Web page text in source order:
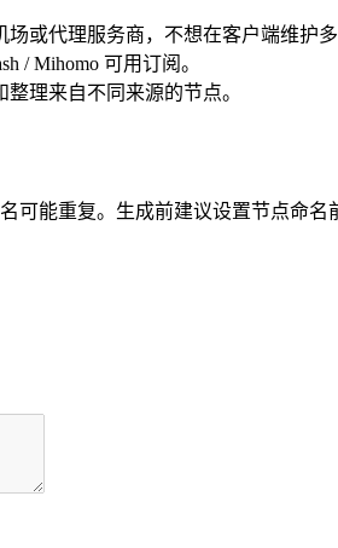
场或代理服务商，不想在客户端维护多
/ Mihomo 可用订阅。
整理来自不同来源的节点。
可能重复。生成前建议设置节点命名